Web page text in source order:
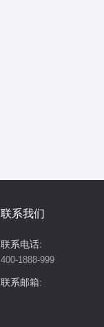
联系我们
联系电话:
400-1888-999
联系邮箱: